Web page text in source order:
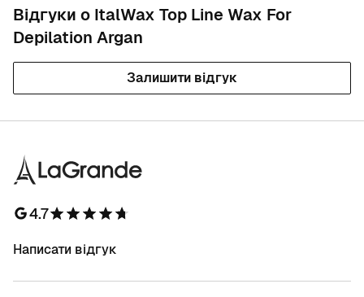
Відгуки о ItalWax Top Line Wax For
Depilation Argan
Залишити відгук
4.7
Написати відгук